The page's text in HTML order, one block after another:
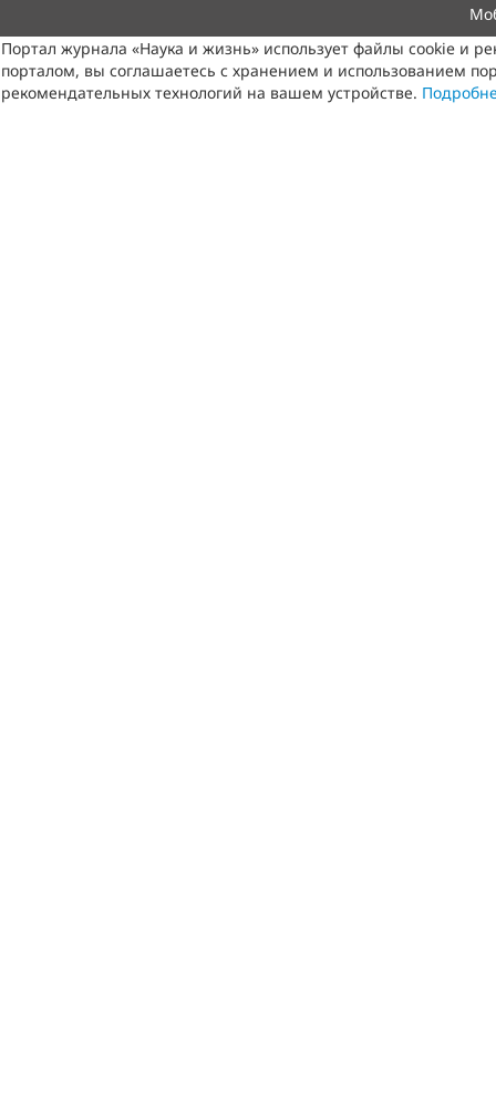
Портал журнала «Наука и жизнь» использует файлы cookie и
порталом, вы соглашаетесь с хранением и использованием
рекомендательных технологий на вашем устройстве.